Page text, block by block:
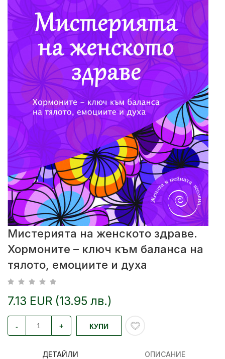
Мистерията на женското здраве.
Хормоните – ключ към баланса на
тялото, емоциите и духа
7.13 EUR (13.95 лв.)
- + КУПИ
ДЕТАЙЛИ ОПИСАНИЕ